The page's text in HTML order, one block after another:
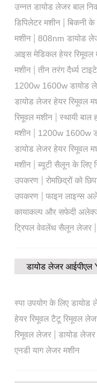
उन्नत डायोड लेजर बाल
डिपिलेटर मशीन| बिकनी के
मशीन| 808nm डायोड
आइस मेडिकल हेयर रिमूवल
मशीन| तीन तरंग दैर्ध्य
1200w 1600w डायोड
डायोड लेजर हेयर रिमूवल
रिमूवल मशीन| स्थायी
मशीन| 1200w 1600w
डायोड लेजर हेयर रिमूवल
मशीन| ब्यूटी सैलून के लिए
उपकरण| रोमछिद्रों को
उपकरण| फाइन लाइन्स
कायाकल्प और सफेदी
ट्रिपल वेवलेंथ सैलून लेजर|
डायोड लेजर
स्पा उपयोग के लिए
हेयर रिमूवल टैटू रिमूवल
रिमूवल लेजर| डायोड
एनडी याग लेजर मशीन